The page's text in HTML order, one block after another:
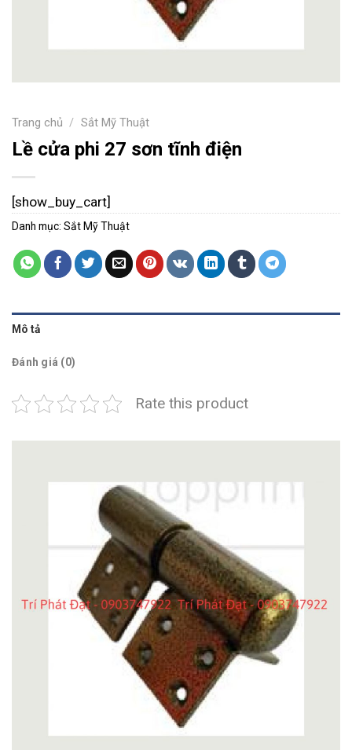
Trang chủ / Sắt Mỹ Thuật
Lề cửa phi 27 sơn tĩnh điện
[show_buy_cart]
Danh mục: Sắt Mỹ Thuật
Mô tả
Đánh giá (0)
Rate this product